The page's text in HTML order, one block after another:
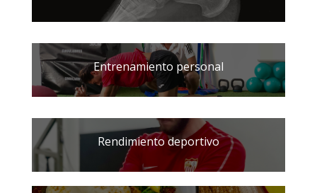
Entrenamiento personal
Rendimiento deportivo